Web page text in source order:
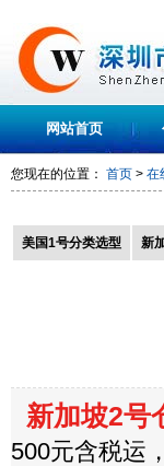
网站首页
您现在的位置： 首页 > 在
美国1号分类选型 新
新加坡2号
500元含税运